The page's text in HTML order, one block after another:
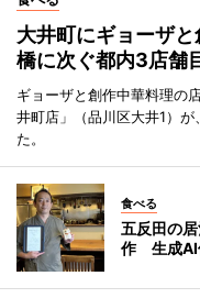
大井町にギョーザ
橋に次ぐ都内3店舗
ギョーザと創作中華料理の
井町店」（品川区大井1）
た。
食べる
五反田の
作 生成AI